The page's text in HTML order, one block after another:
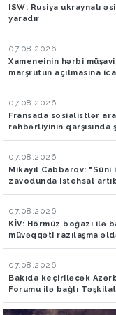
ISW: Rusiya ukraynalı
yaradır
07.08.2026
Xameneinin hərbi
marşrutun açılmasına
07.08.2026
Fransada sosialistlər
rəhbərliyinin qarşısında
07.08.2026
Mikayıl Cabbarov:
zavodunda istehsal
07.08.2026
KİV: Hörmüz boğazı ilə
müvəqqəti razılaşma
07.08.2026
Bakıda keçiriləcək
Forumu ilə bağlı